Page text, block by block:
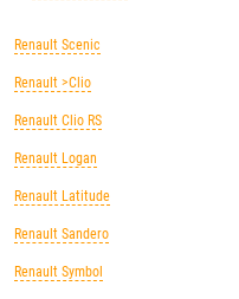
Renault Scenic
Renault >Clio
Renault Clio RS
Renault Logan
Renault Latitude
Renault Sandero
Renault Symbol